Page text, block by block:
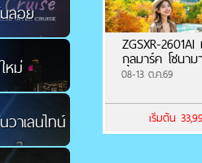
ลอย
หม่
าเลนไทน์
ZGSXR-
กุลมาร์ค โซนาม
08-13 ต.ค.69
เริ่มต้น